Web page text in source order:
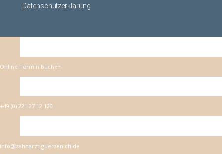
Datenschutzerklärung
Online Termin buchen
+49 (0) 221 27 12 120
info@zahnarzt-guerzenich.de